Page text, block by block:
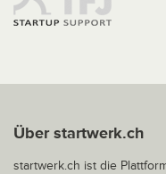
Über startwerk.ch
startwerk.ch ist die